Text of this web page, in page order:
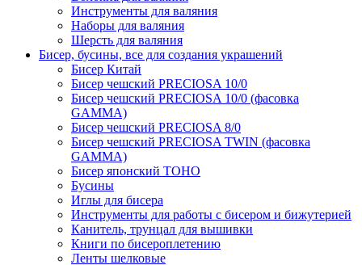
Инструменты для валяния
Наборы для валяния
Шерсть для валяния
Бисер, бусины, все для создания украшений
Бисер Китай
Бисер чешский PRECIOSA 10/0
Бисер чешский PRECIOSA 10/0 (фасовка
GAMMA)
Бисер чешский PRECIOSA 8/0
Бисер чешский PRECIOSA TWIN (фасовка
GAMMA)
Бисер японский TOHO
Бусины
Иглы для бисера
Инструменты для работы с бисером и бижутерией
Канитель, трунцал для вышивки
Книги по бисероплетению
Ленты шелковые